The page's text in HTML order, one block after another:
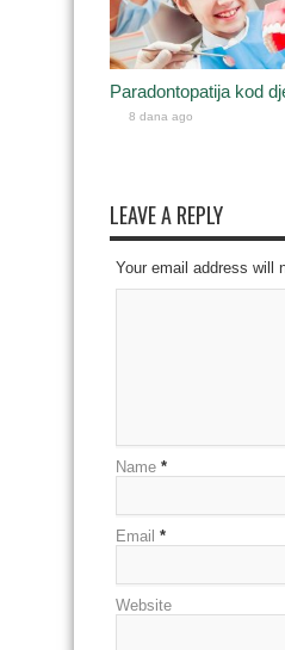
Paradontopatija kod
8 dana ago
LEAVE A REPLY
Your email address will
Name *
Email *
Website